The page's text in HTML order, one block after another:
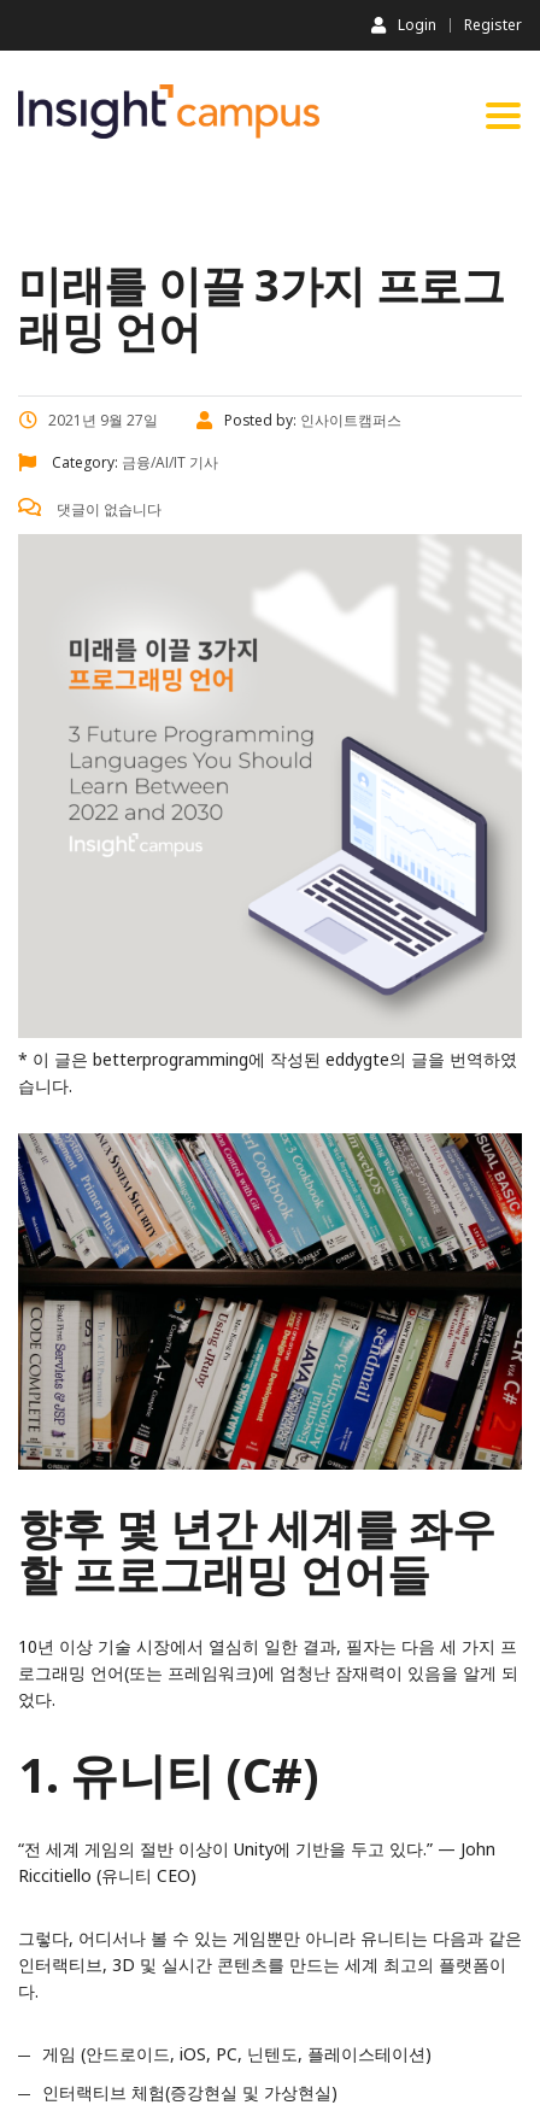
Login Register
미래를 이끌 3가지 프로그
래밍 언어
2021년 9월 27일 Posted by: 인사이트캠퍼스
Category: 금융/AI/IT 기사
댓글이 없습니다
* 이 글은 betterprogramming에 작성된 eddygte의 글을 번역하였
습니다.
향후 몇 년간 세계를 좌우
할 프로그래밍 언어들
10년 이상 기술 시장에서 열심히 일한 결과, 필자는 다음 세 가지 프
로그래밍 언어(또는 프레임워크)에 엄청난 잠재력이 있음을 알게 되
었다.
1. 유니티 (C#)
“전 세계 게임의 절반 이상이 Unity에 기반을 두고 있다.” — John
Riccitiello (유니티 CEO)
그렇다, 어디서나 볼 수 있는 게임뿐만 아니라 유니티는 다음과 같은
인터랙티브, 3D 및 실시간 콘텐츠를 만드는 세계 최고의 플랫폼이
다.
게임 (안드로이드, iOS, PC, 닌텐도, 플레이스테이션)
인터랙티브 체험(증강현실 및 가상현실)